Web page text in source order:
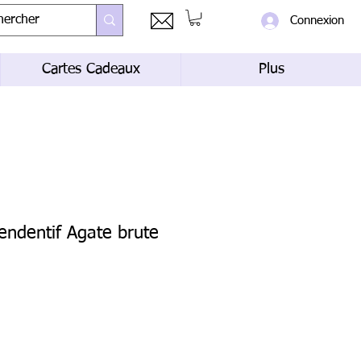
Connexion
Cartes Cadeaux Plus
Agate brute